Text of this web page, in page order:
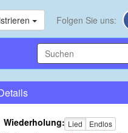
Folgen Sie uns:
Wiederholung: Lied Endlos